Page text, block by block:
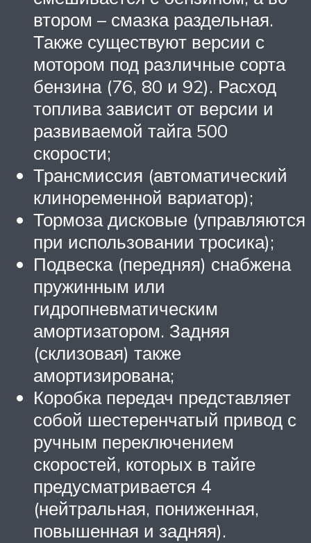
втором – смазка раздельная.
Также существуют версии с
мотором под различные сорта
бензина (76, 80 и 92). Расход
топлива зависит от версии и
развиваемой тайга 500
скорости;
Трансмиссия (автоматический
клиноременной вариатор);
Тормоза дисковые (управляются
при использовании тросика);
Подвеска (передняя) снабжена
пружинным или
гидропневматическим
амортизатором. Задняя
(склизовая) также
амортизирована;
Коробка передач представляет
собой шестеренчатый привод с
ручным переключением
скоростей, которых в тайге
предусматривается 4
(нейтральная, пониженная,
повышенная и задняя).